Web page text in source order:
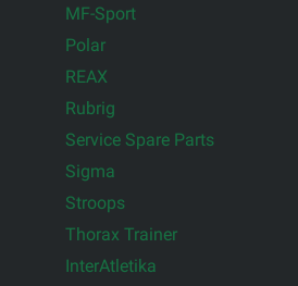
MF-Sport
Polar
REAX
Rubrig
Service Spare Parts
Sigma
Stroops
Thorax Trainer
InterAtletika